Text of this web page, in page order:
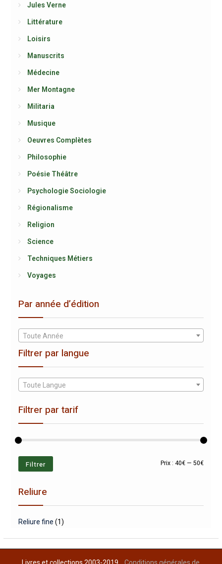
Jules Verne
Littérature
Loisirs
Manuscrits
Médecine
Mer Montagne
Militaria
Musique
Oeuvres Complètes
Philosophie
Poésie Théâtre
Psychologie Sociologie
Régionalisme
Religion
Science
Techniques Métiers
Voyages
Par année d’édition
Toute Année
Filtrer par langue
Toute Langue
Filtrer par tarif
Prix
Prix
Filtrer Prix :40€ —50€
Reliure
Reliure fine (1)